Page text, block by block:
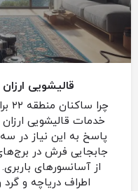
قالیشویی
خدمات قالیشویی
جابجایی فرش در
اطراف دریاچه و